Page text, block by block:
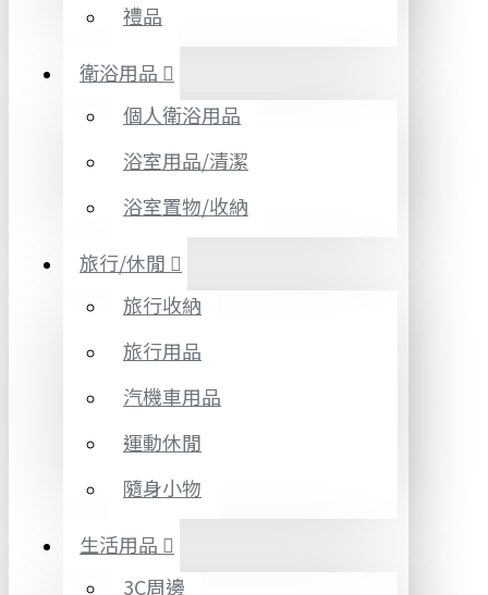
禮品
衛浴用品
個人衛浴用品
浴室用品/清潔
浴室置物/收納
旅行/休閒
旅行收納
旅行用品
汽機車用品
運動休閒
隨身小物
生活用品
3C周邊